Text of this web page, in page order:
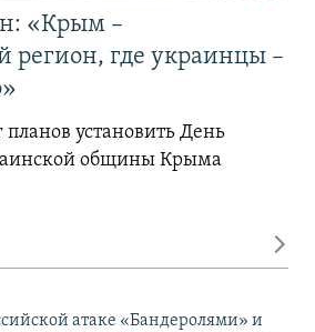
«Крым –
регион, где украинцы –
планов установить День
общины Крыма
атаке «Бандеролями» и